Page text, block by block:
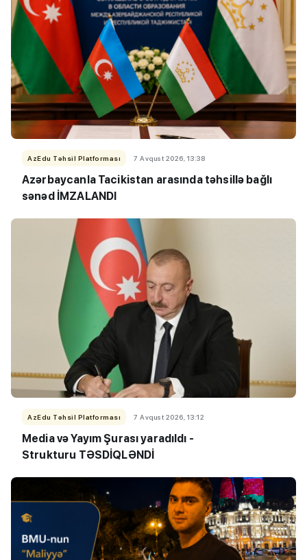
AzEdu Təhsil Platforması 7 Avqust 2026, 13:38
Azərbaycanla Tacikistan arasında təhsillə bağlı
sənəd İMZALANDI
AzEdu Təhsil Platforması 7 Avqust 2026, 13:12
Media və Yayım Şurası yaradıldı -
Strukturu TƏSDİQLƏNDİ